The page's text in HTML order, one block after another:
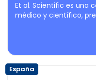
Et al. Scientific es una
médico y científico,
España